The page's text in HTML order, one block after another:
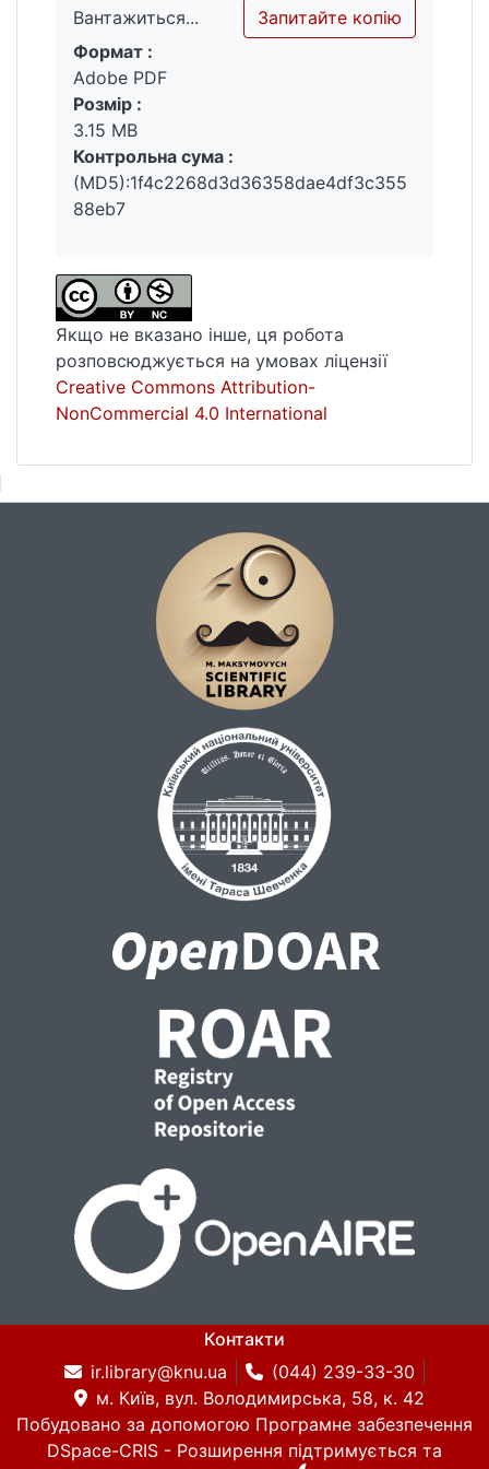
Вантажиться...
Вантажиться...
Запитайте копію
Формат :
Adobe PDF
Розмір :
3.15 MB
Контрольна сума :
(MD5):1f4c2268d3d36358dae4df3c355
88eb7
Якщо не вказано інше, ця робота
розповсюджується на умовах ліцензії
Creative Commons Attribution-
NonCommercial 4.0 International
Контакти
ir.library@knu.ua
(044) 239-33-30
м. Київ, вул. Володимирська, 58, к. 42
Побудовано за допомогою Програмне забезпечення
DSpace-CRIS - Розширення підтримується та